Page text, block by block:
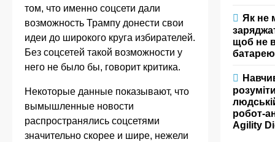
том, что именно соцсети дали
возможность Трампу донести свои
идеи до широкого круга избирателей.
Без соцсетей такой возможности у
него не было бы, говорит критика.
Некоторые данные показывают, что
вымышленные новости
распространялись соцсетями
значительно скорее и шире, нежели
Як не
щоб не
батарею
робот-
Agility